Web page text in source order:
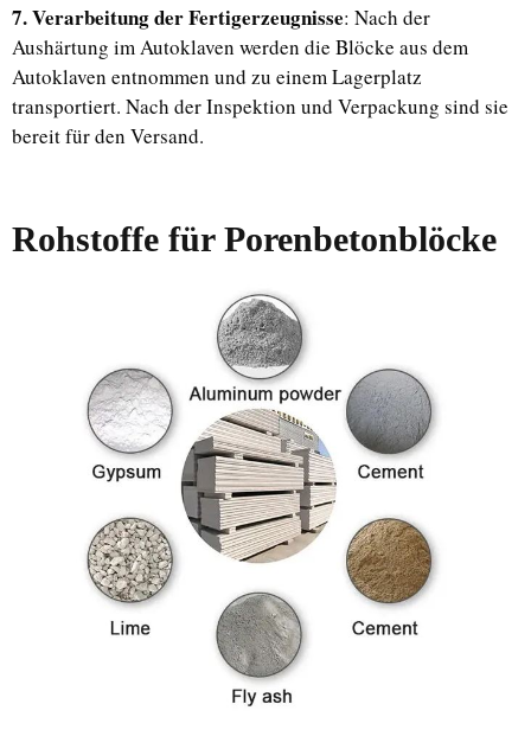
7. Verarbeitung der Fertigerzeugnisse: Nach der
Aushärtung im Autoklaven werden die Blöcke aus dem
Autoklaven entnommen und zu einem Lagerplatz
transportiert. Nach der Inspektion und Verpackung sind sie
bereit für den Versand.
Rohstoffe für Porenbetonblöcke